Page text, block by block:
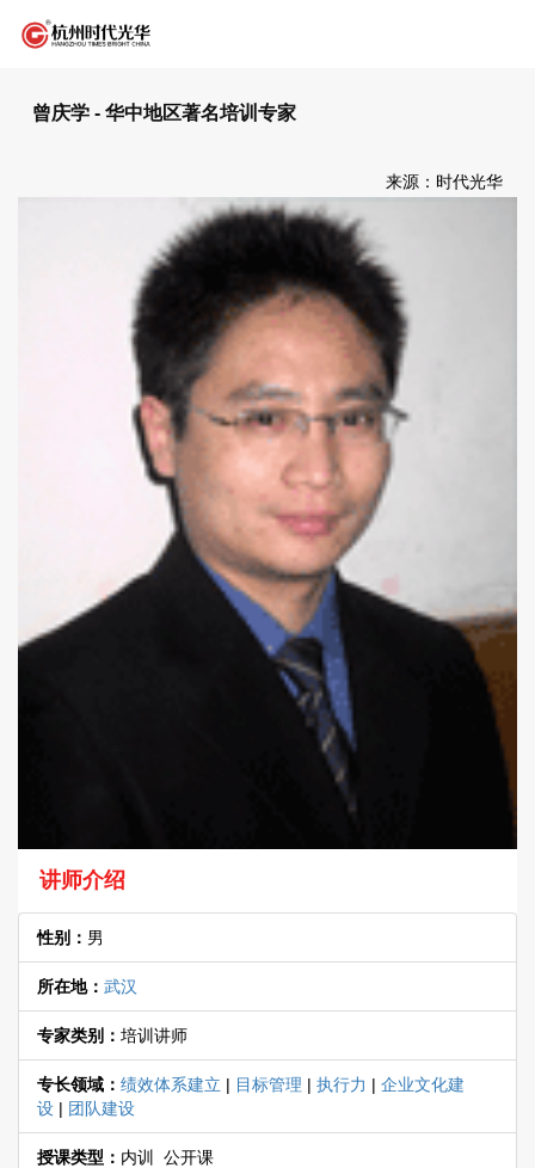
曾庆学 - 华中地区著名培训专家
来源：时代光华
讲师介绍
性别： 男
所在地： 武汉
专家类别： 培训讲师
专长领域： 绩效体系建立 | 目标管理 | 执行力 | 企业文化建
设 | 团队建设
授课类型： 内训 公开课